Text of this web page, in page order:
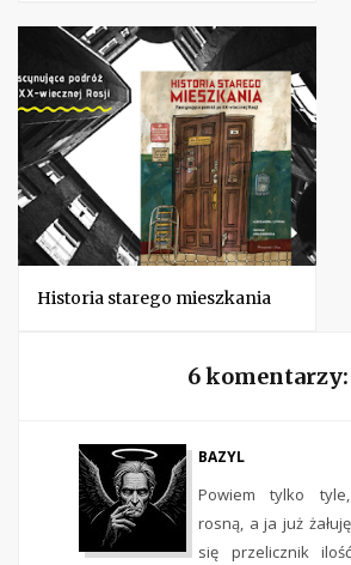
Historia starego mieszkania
6 komentarzy:
BAZYL
Powiem tylko
rosną, a ja już
się przelicznik